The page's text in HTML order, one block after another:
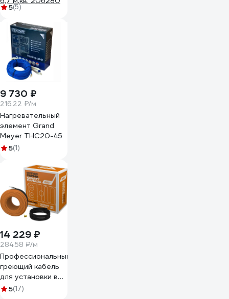
установки в слой
песчаной стяжки
для любого
керамического
покрытия
толщиной не
более 10 мм,
6,7 м.кв. 206280
5(5)
9 730 ₽
216.22 ₽/м
Нагревательный
элемент Grand
Meyer THC20-45
5(1)
14 229 ₽
284.58 ₽/м
Профессиональный
греющий кабель
для установки в
слой цементно-
5(17)